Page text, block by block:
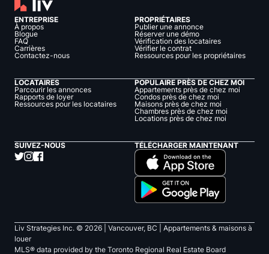
ENTREPRISE
À propos
Blogue
FAQ
Carrières
Contactez-nous
PROPRIÉTAIRES
Publier une annonce
Réserver une démo
Vérification des locataires
Vérifier le contrat
Ressources pour les propriétaires
LOCATAIRES
Parcourir les annonces
Rapports de loyer
Ressources pour les locataires
POPULAIRE PRÈS DE CHEZ MOI
Appartements près de chez moi
Condos près de chez moi
Maisons près de chez moi
Chambres près de chez moi
Locations près de chez moi
SUIVEZ-NOUS TÉLÉCHARGER MAINTENANT
Liv Strategies Inc. © 2026 | Vancouver, BC |
Appartements & maisons à
louer
MLS® data provided by the Toronto Regional Real Estate Board